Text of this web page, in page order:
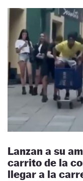
Lanzan a su
carrito de la
llegar a la